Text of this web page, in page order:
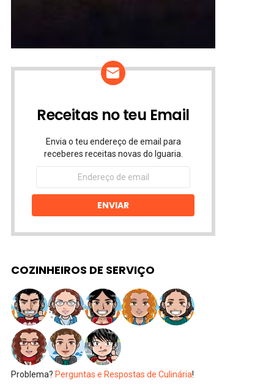
Receitas no teu Email
Envia o teu endereço de email para
receberes receitas novas do Iguaria.
Endereço
email
ENVIAR
COZINHEIROS DE SERVIÇO
Problema? Perguntas e Respostas de Culinária!